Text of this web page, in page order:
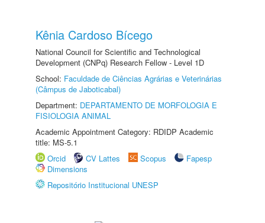
Kênia Cardoso Bícego
National Council for Scientific and Technological
Development (CNPq) Research Fellow - Level 1D
School: Faculdade de Ciências Agrárias e Veterinárias
(Câmpus de Jaboticabal)
Department: DEPARTAMENTO DE MORFOLOGIA E
FISIOLOGIA ANIMAL
Academic Appointment Category: RDIDP Academic
title: MS-5.1
Orcid
CV Lattes Scopus
Fapesp
Dimensions
Repositório Institucional UNESP